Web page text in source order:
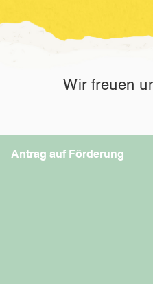
Wir freuen
Antrag auf Förderung